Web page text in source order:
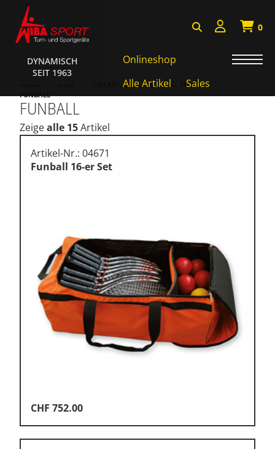
DYNAMISCH
SEIT 1963
0
Onlineshop
Alle Artikel
Sales
Badminton, Faustball
Kampfsport
Klettern
Leichtathletik
Objekteinrichtungen
Sportspielgeräte,
Psychomotorik
Therapiebedarf
HOCKEY, BASE-, TCHOUK-, FUNBALL
FUNBALL
FUNBALL
Zeigealle 15Artikel
Artikel-Nr.: 04671
Funball 16-er Set
CHF 752.00